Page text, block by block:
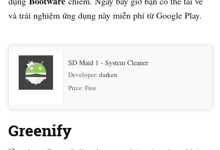
và trải nghiệm ứng dụng này miễn phí từ Google Play.
SD Maid 1 - System Cleaner
Developer: darken
Price: Free
Greenify